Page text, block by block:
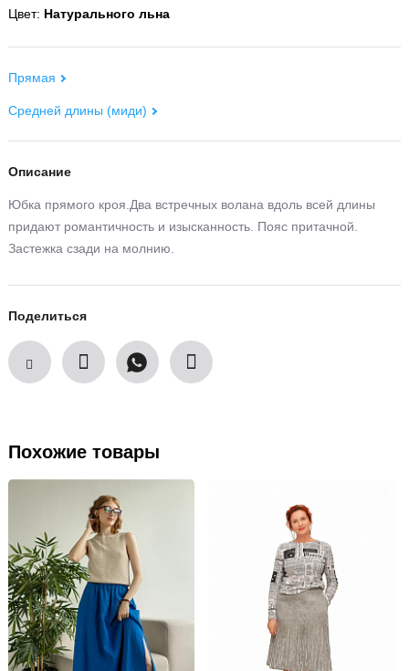
Цвет: Натурального льна
Прямая
Средней длины (миди)
Описание
Юбка прямого кроя.Два встречных волана вдоль всей длины
придают романтичность и изысканность. Пояс притачной.
Застежка сзади на молнию.
Поделиться
Похожие товары